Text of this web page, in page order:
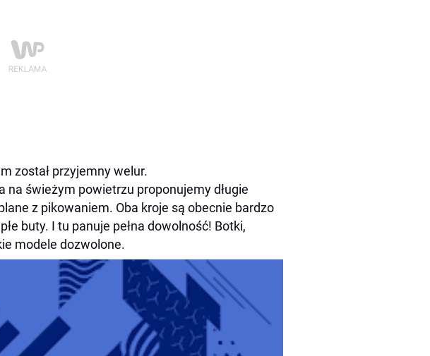
został przyjemny welur.
na świeżym powietrzu proponujemy długie
z pikowaniem. Oba kroje są obecnie bardzo
buty. I tu panuje pełna dowolność! Botki,
modele dozwolone.